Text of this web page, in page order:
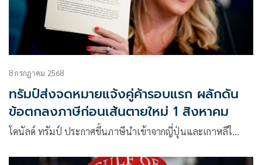
8 กรกฎาคม 2568
ทรัมป์ส่งจดหมายแจ้งคู่ค้ารอบแรก ผลักดัน
ข้อตกลงภาษีก่อนเส้นตายใหม่ 1 สิงหาคม
โดนัลด์ ทรัมป์ ประกาศขึ้นภาษีนำเข้าจากญี่ปุ่นและเกาหลีใ…